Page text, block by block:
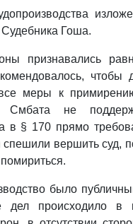
Гоша.
признавались
чтобы
меры к
Смбата не
в § 170 прямо
спешили вершить суд,
было
дел происходило в